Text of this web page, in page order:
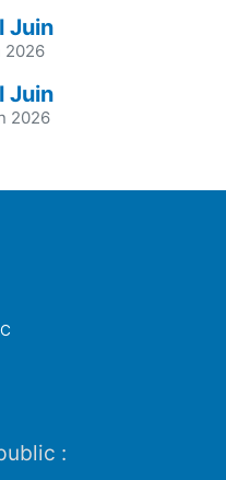
Juin
2026
Juin
2026
: